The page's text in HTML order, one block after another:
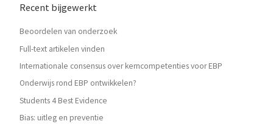
Recent bijgewerkt
Beoordelen van onderzoek
Full-text artikelen vinden
Internationale consensus over kerncompetenties voor EBP
Onderwijs rond EBP ontwikkelen?
Students 4 Best Evidence
Bias: uitleg en preventie